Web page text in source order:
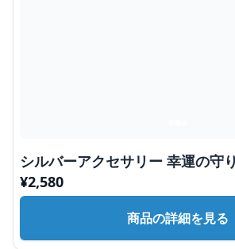
シルバーアクセサリー 幸運の守
¥2,580
商品の詳細を見る